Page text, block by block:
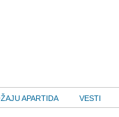
APARTIDA VESTI